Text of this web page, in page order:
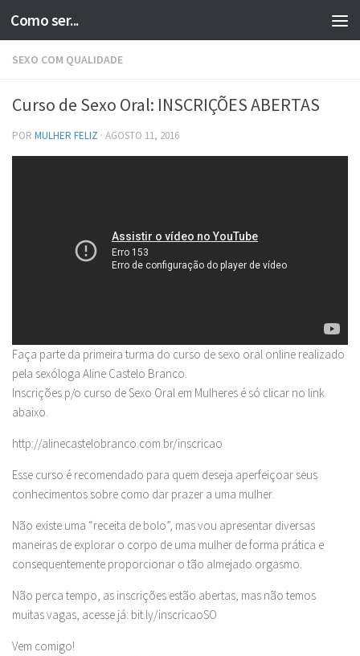
Skip to content
Como ser...
SEXO COM QUALIDADE
Curso de Sexo Oral: INSCRIÇÕES ABERTAS
POR MULHER FELIZ · AGOSTO 11, 2016
Faça parte da primeira turma do curso de sexo oral online realizado
pela sexóloga Aline Castelo Branco.
Inscrições p/o curso de Sexo Oral em Mulheres é só clicar no link
abaixo.
http://alinecastelobranco.com.br/inscricao
Esse curso é recomendado para quem deseja aperfeiçoar seus
conhecimentos sobre como dar prazer a uma mulher.
Não existe uma “receita de bolo”, mas vou apresentar diversas
maneiras de explorar o corpo de uma mulher de forma prática e
consequentemente proporcionar o tão almejado orgasmo.
Não perca tempo, as inscrições estão abertas, mas não temos
muitas vagas, acesse já: bit.ly/inscricaoSO
Vem comigo!